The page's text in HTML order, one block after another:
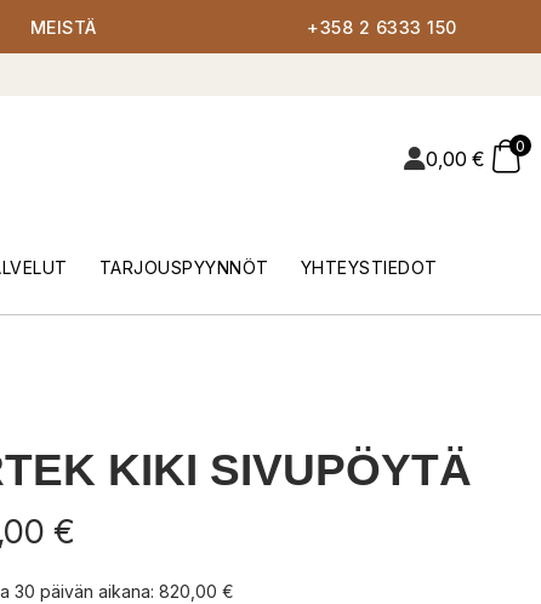
MEISTÄ +358 2 6333 150
0,00 €
0
TARJOUSPYYNNÖT YHTEYSTIEDOT
KIKI SIVUPÖYTÄ
€
30 päivän aikana: 820,00 €